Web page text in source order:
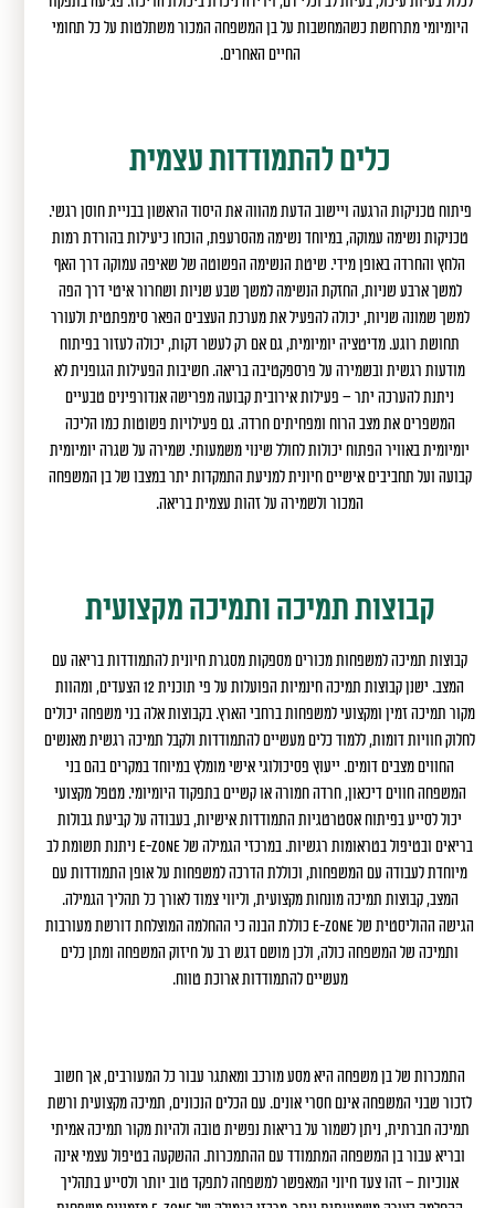
היומיומי מתרחשת כשהמחשבות על בן המשפחה המכור משתלטות על כל תחומי
החיים האחרים.
כלים להתמודדות עצמית
פיתוח טכניקות הרגעה ויישוב הדעת מהווה את היסוד הראשון בבניית חוסן רגשי.
טכניקות נשימה עמוקה, במיוחד נשימה מהסרעפת, הוכחו כיעילות בהורדת רמות
הלחץ והחרדה באופן מידי. שיטת הנשימה הפשוטה של שאיפה עמוקה דרך האף
למשך ארבע שניות, החזקת הנשימה למשך שבע שניות ושחרור איטי דרך הפה
למשך שמונה שניות, יכולה להפעיל את מערכת העצבים הפאר סימפתטית ולעורר
תחושת רוגע. מדיטציה יומיומית, גם אם רק לעשר דקות, יכולה לעזור בפיתוח
מודעות רגשית ובשמירה על פרספקטיבה בריאה. חשיבות הפעילות הגופנית לא
ניתנת להערכה יתר – פעילות אירובית קבועה מפרישה אנדורפינים טבעיים
המשפרים את מצב הרוח ומפחיתים חרדה. גם פעילויות פשוטות כמו הליכה
יומיומית באוויר הפתוח יכולות לחולל שינוי משמעותי. שמירה על שגרה יומיומית
קבועה ועל תחביבים אישיים חיונית למניעת התמקדות יתר במצבו של בן המשפחה
המכור ולשמירה על זהות עצמית בריאה.
קבוצות תמיכה ותמיכה מקצועית
קבוצות תמיכה למשפחות מכורים מספקות מסגרת חיונית להתמודדות בריאה עם
המצב. ישנן קבוצות תמיכה חינמיות הפועלות על פי תוכנית 12 הצעדים, ומהוות
מקור תמיכה זמין ומקצועי למשפחות ברחבי הארץ. בקבוצות אלה בני משפחה יכולים
לחלוק חוויות דומות, ללמוד כלים מעשיים להתמודדות ולקבל תמיכה רגשית מאנשים
החווים מצבים דומים. ייעוץ פסיכולוגי אישי מומלץ במיוחד במקרים בהם בני
המשפחה חווים דיכאון, חרדה חמורה או קשיים בתפקוד היומיומי. מטפל מקצועי
יכול לסייע בפיתוח אסטרטגיות התמודדות אישיות, בעבודה על קביעת גבולות
בריאים ובטיפול בטראומות רגשיות. במרכזי הגמילה של E-ZONE ניתנת תשומת לב
מיוחדת לעבודה עם המשפחות, וכוללת הדרכה למשפחות על אופן התמודדות עם
המצב, קבוצות תמיכה מונחות מקצועית, וליווי צמוד לאורך כל תהליך הגמילה.
הגישה ההוליסטית של E-ZONE כוללת הבנה כי ההחלמה המוצלחת דורשת מעורבות
ותמיכה של המשפחה כולה, ולכן מושם דגש רב על חיזוק המשפחה ומתן כלים
מעשיים להתמודדות ארוכת טווח.
התמכרות של בן משפחה היא מסע מורכב ומאתגר עבור כל המעורבים, אך חשוב
לזכור שבני המשפחה אינם חסרי אונים. עם הכלים הנכונים, תמיכה מקצועית ורשת
תמיכה חברתית, ניתן לשמור על בריאות נפשית טובה ולהיות מקור תמיכה אמיתי
ובריא עבור בן המשפחה המתמודד עם ההתמכרות. ההשקעה בטיפול עצמי אינה
אנוכיות – זהו צעד חיוני המאפשר למשפחה לתפקד טוב יותר ולסייע בתהליך